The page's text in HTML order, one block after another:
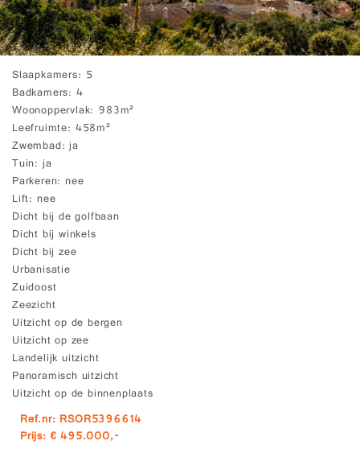
Slaapkamers 5
Badkamers 4
Woonoppervlak 983m²
Leefruimte 458m²
Zwembad ja
Tuin ja
Parkeren nee
Lift nee
Dicht bij de golfbaan
Dicht bij winkels
Dicht bij zee
Urbanisatie
Zuidoost
Zeezicht
Uitzicht op de bergen
Uitzicht op zee
Landelijk uitzicht
Panoramisch uitzicht
Uitzicht op de binnenplaats
Ref.nr: RSOR5396614
Prijs: € 495.000,-